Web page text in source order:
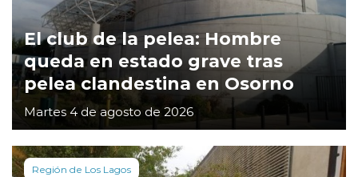
El club de la pelea: Hombre
queda en estado grave tras
pelea clandestina en Osorno
Martes 4 de agosto de 2026
Región de Los Lagos